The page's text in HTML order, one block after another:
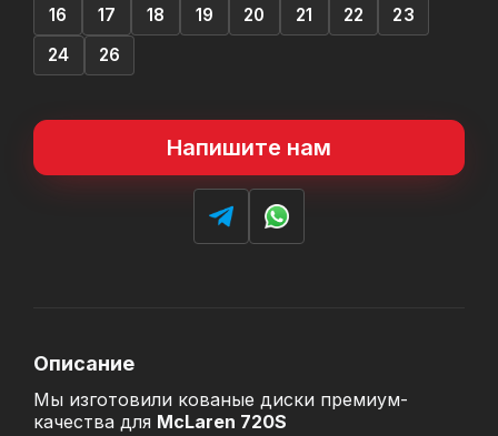
16 17 18 19 20 21 22
23
24
26
Напишите нам
Описание
Мы изготовили кованые диски премиум-
качества для McLaren 720S